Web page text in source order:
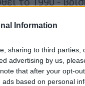
Information
sharing to third
advertising by us,
that after your opt-
based on personal
(σχεδόν 550
να αρχίσει να
μέσα του 2022.